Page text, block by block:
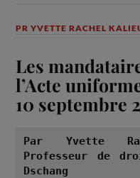
PR YVETTE RACHEL
Les
l’Acte
10 septembre
Par Yvette
Professeur de